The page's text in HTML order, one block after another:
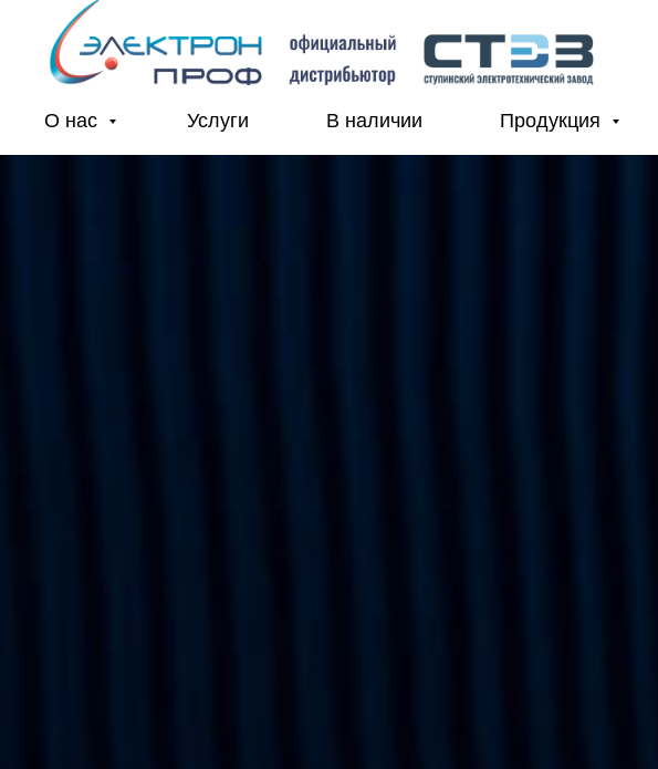
О нас Услуги В наличии Продукция